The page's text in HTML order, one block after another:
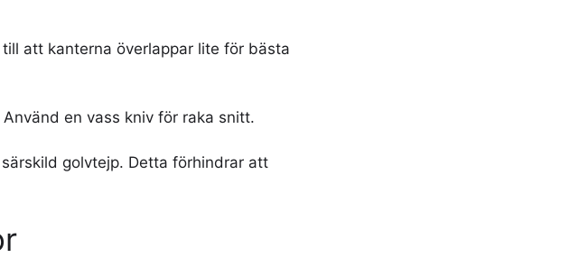
att kanterna överlappar lite för bästa
en vass kniv för raka snitt.
golvtejp. Detta förhindrar att